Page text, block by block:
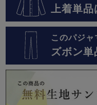
上着単
このパジャ
ズボン単